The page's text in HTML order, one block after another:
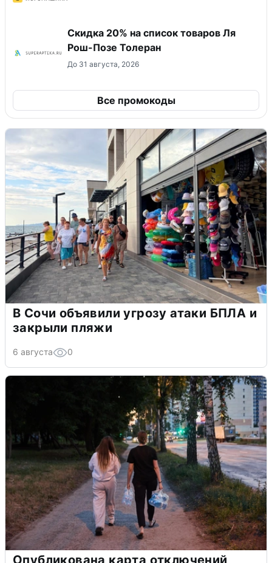
Скидка 20% на список товаров Ля
Рош-Позе Толеран
До 31 августа, 2026
Все промокоды
В Сочи объявили угрозу атаки БПЛА и
закрыли пляжи
6 августа 0
Опубликована карта отключений